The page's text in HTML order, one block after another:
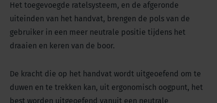
Het toegevoegde ratelsysteem, en de afgeronde
uiteinden van het handvat, brengen de pols van de
gebruiker in een meer neutrale positie tijdens het
draaien en keren van de boor.
De kracht die op het handvat wordt uitgeoefend om te
duwen en te trekken kan, uit ergonomisch oogpunt, het
best worden uitgeoefend vanuit een neutrale